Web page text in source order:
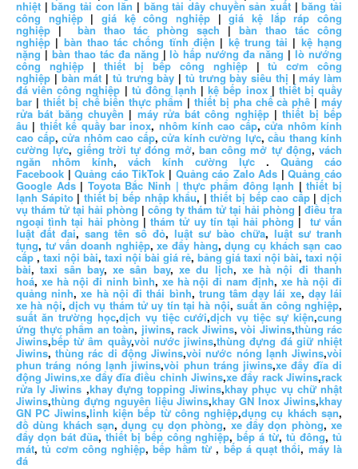
nhiệt |băng tải con lăn | băng tải dây chuyền sản xuất |băng tải
công nghiệp|giá kệ công nghiệp |giá kệ lắp ráp công
nghiệp |bàn thao tác phòng sạch| bàn thao tác công
nghiệp | bàn thao tác chống tĩnh điện | kệ trung tải | kệ hạng
nặng| bàn thao tác đa năng|lò hấp nướng đa năng |lò nướng
công nghiệp|thiết bị bếp công nghiệp|tủ cơm công
nghiệp |bàn mát | tủ trưng bày | tủ trưng bày siêu thị |máy làm
đá viên công nghiệp | tủ đông lạnh |kệ bếp inox| thiết bị quầy
bar | thiết bị chế biến thực phẩm | thiết bị pha chế cà phê| máy
rửa bát băng chuyền | máy rửa bát công nghiệp|thiết bị bếp
âu | thiết kế quầy bar inox, nhôm kính cao cấp,cửa nhôm kính
cao cấp, cửa nhôm cao cấp, cửa kính cường lực, cầu thang kính
cường lực, giếng trời tự đóng mở, ban công mở tự động, vách
ngăn nhôm kính, vách kính cường lực .Quảng cáo
Facebook |Quảng cáo TikTok | Quảng cáo Zalo Ads |Quảng cáo
Google Ads| Toyota Bắc Ninh | thực phẩm đông lạnh |thiết bị
lạnh Sápito |thiết bị bếp nhập khẩu, |thiết bị bếp cao cấp|dịch
vụ thám tử tại hải phòng | công ty thám tử tại hải phòng |điều tra
ngoại tình tại hải phòng |thám tử uy tín tại hải phòng | tư vấn
luật đất đai, sang tên sổ đỏ, luật sư bào chữa, luật sư tranh
tụng, tư vấn doanh nghiệp,xe đẩy hàng,dụng cụ khách sạn cao
cấp, taxi nội bài, taxi nội bài giá rẻ, bảng giá taxi nội bài, taxi nội
bài,taxi sân bay,xe sân bay,xe du lịch, xe hà nội đi thanh
hoá, xe hà nội đi ninh bình, xe hà nội đi nam định,xe hà nội đi
quảng ninh,xe hà nội đi thái bình, trung tâm dạy lái xe, dạy lái
xe hà nội,dịch vụ thám tử uy tín tại hà nội,suất ăn công nghiệp,
suất ăn trường học,dịch vụ tiệc cưới,dịch vụ tiệc sự kiện,cung
ứng thực phẩm an toàn, jiwins, rack Jiwins, vòi Jiwins,thùng rác
Jiwins,bếp từ âm quầy,vòi nước jiwins,thùng đựng đá giữ nhiệt
Jiwins,thùng rác di động Jiwins,vòi nước nóng lạnh Jiwins,vòi
phun tráng nóng lạnh jiwins,vòi phun tráng jiwins,xe đẩy đĩa di
động Jiwins,xe đẩy đĩa điều chỉnh Jiwins,xe đẩy rack Jiwins,rack
rửa ly Jiwins ,khay đựng topping Jiwins,khay phục vụ chữ nhật
Jiwins,thùng đựng nguyên liệu Jiwins,khay GN Inox Jiwins,khay
GN PC Jiwins,linh kiện bếp từ công nghiệp,dụng cụ khách sạn,
đồ dùng khách sạn,dụng cụ dọn phòng,xe đẩy dọn phòng,xe
đẩy dọn bát đũa,thiết bị bếp công nghiệp,bếp á từ,tủ đông,tủ
mát,tủ cơm công nghiệp,bếp hầm từ ,bếp á quạt thổi, máy là
đá